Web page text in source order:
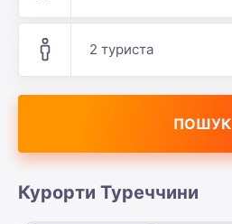
2 туриста
ПОШУК
Курорти Туреччини